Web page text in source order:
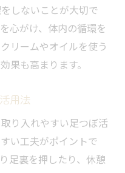
しないことが大切で
心がけ、体内の循環を
リームやオイルを使う
果も高まります。
用法
り入れやすい足つぼ活
い工夫がポイントで
足裏を押したり、休憩